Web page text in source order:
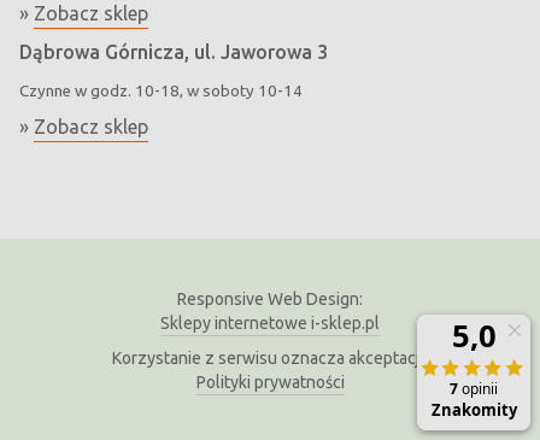
» Zobacz sklep
Dąbrowa Górnicza, ul. Jaworowa 3
Czynne w godz. 10-18, w soboty 10-14
» Zobacz sklep
Responsive Web Design:
Sklepy internetowe i-sklep.pl
Korzystanie z serwisu oznacza akceptację
Polityki prywatności